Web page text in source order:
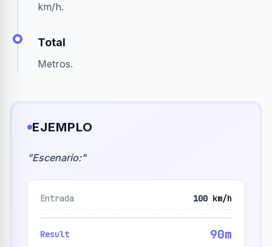
km/h.
Total
Metros.
EJEMPLO
"Escenario:"
Entrada 100 km/h
Result 90m